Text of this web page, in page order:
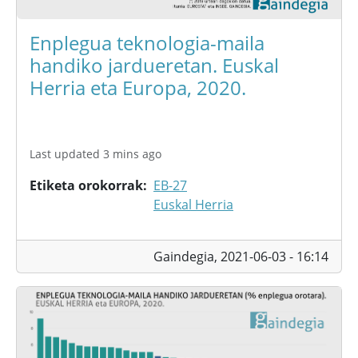
Enplegua teknologia-maila
handiko jardueretan. Euskal
Herria eta Europa, 2020.
Last updated 3 mins ago
Etiketa orokorrak
EB-27
Euskal Herria
Gaindegia, 2021-06-03 - 16:14